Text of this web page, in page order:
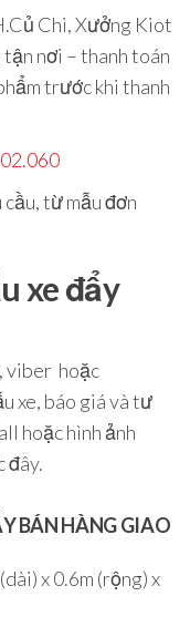
Chi, Xưởng Kiot
tận nơi – thanh toán
trước khi thanh
từ mẫu đơn
xe đẩy
viber hoặc
xe, báo giá và tư
hoặc hình ảnh
đây.
BÁN HÀNG GIAO
x 0.6m (rộng) x